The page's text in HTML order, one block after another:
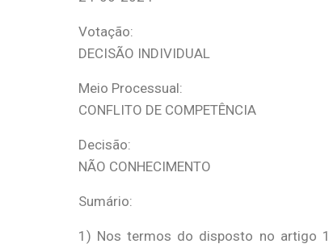
Votação:
DECISÃO INDIVIDUAL
Meio Processual:
CONFLITO DE COMPETÊNCIA
Decisão:
NÃO CONHECIMENTO
Sumário:
1) Nos termos do disposto no artigo